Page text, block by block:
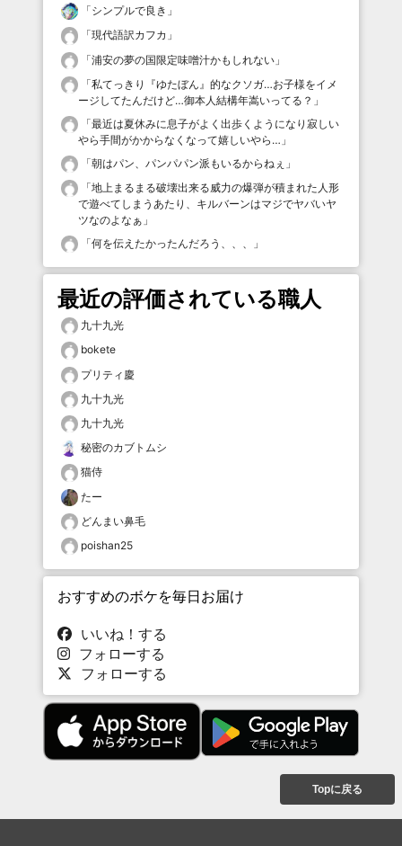
「シンプルで良き 」
「現代語訳カフカ 」
「浦安の夢の国限定味噌汁かもしれない 」
「私てっきり『ゆたぼん』的なクソガ…お子様をイメ
ージしてたんだけど…御本人結構年嵩いってる？ 」
「最近は夏休みに息子がよく出歩くようになり寂しい
やら手間がかからなくなって嬉しいやら… 」
「朝はパン、パンパパン派もいるからねぇ 」
「地上まるまる破壊出来る威力の爆弾が積まれた人形
で遊べてしまうあたり、キルバーンはマジでヤバいヤ
ツなのよなぁ 」
「何を伝えたかったんだろう、、、 」
最近の評価されている職人
九十九光
bokete
プリティ慶
九十九光
九十九光
秘密のカブトムシ
猫侍
たー
どんまい鼻毛
poishan25
おすすめのボケを毎日お届け
いいね！する
フォローする
フォローする
Topに戻る